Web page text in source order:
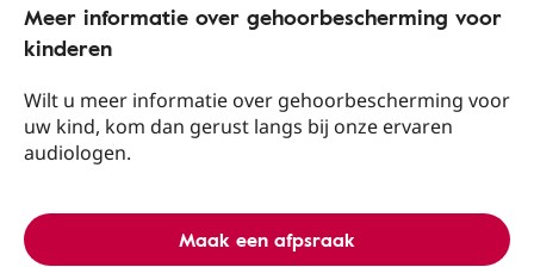
Meer informatie over gehoorbescherming voor
kinderen
Wilt u meer informatie over gehoorbescherming voor
uw kind, kom dan gerust langs bij onze ervaren
audiologen.
Maak een afpsraak